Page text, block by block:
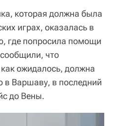
которая должна была
играх, оказалась в
где попросила помощи
что
ожидалось, должна
в Варшаву, в последний
до Вены.